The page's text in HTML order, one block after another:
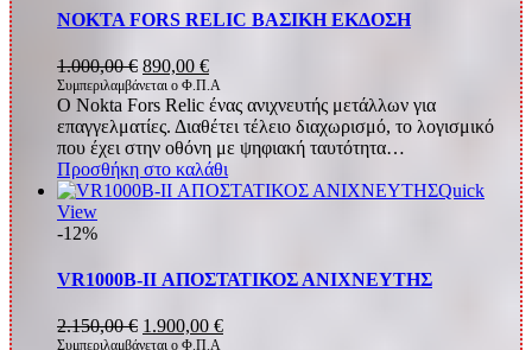
NOKTA FORS RELIC ΒΑΣΙΚΗ ΕΚΔΟΣΗ
1.000,00€ Original
price
was:
1.000,00 €.
890,00 €Η
τρέχουσα
τιμή
είναι:
890,00 €.
Συμπεριλαμβάνεται ο Φ.Π.Α
Ο Nokta Fors Relic ένας ανιχνευτής μετάλλων για
επαγγελματίες. Διαθέτει τέλειο διαχωρισμό, το λογισμικό
που έχει στην οθόνη με ψηφιακή ταυτότητα…
Προσθήκη στο καλάθι
Quick
View
-12%
VR1000B-II ΑΠΟΣΤΑΤΙΚΟΣ ΑΝΙΧΝΕΥΤΗΣ
2.150,00€ Original
1.900,00 €Η
Συμπεριλαμβάνεται ο Φ.Π.Α